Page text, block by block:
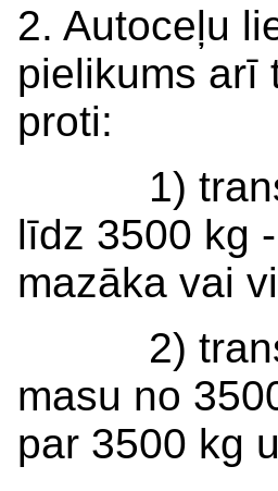
2. Autoceļu
pielikums arī
proti:
1)
līdz 3500 kg
mazāka vai
2)
masu no
par 3500 kg